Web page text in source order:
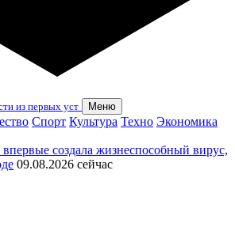
из первых уст Меню
Спорт Культура Техно Экономика
впервые создала жизнеспособный вирус,
09.08.2026 сейчас